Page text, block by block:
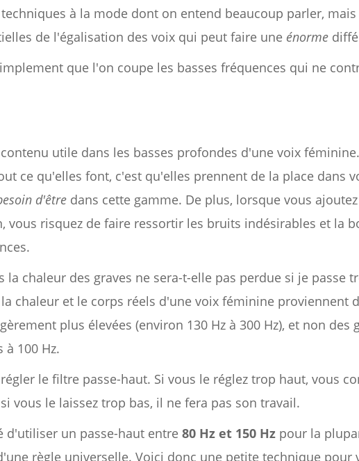
à la mode dont on entend beaucoup parler,
de l'égalisation des voix qui peut faire une énorme
que l'on coupe les basses fréquences qui ne
utile dans les basses profondes d'une voix
ce qu'elles font, c'est qu'elles prennent de la place dans
d'être dans cette gamme. De plus, lorsque vous
vous risquez de faire ressortir les bruits indésirables et la
chaleur des graves ne sera-t-elle pas perdue si je passe
chaleur et le corps réels d'une voix féminine proviennent
plus élevées (environ 130 Hz à 300 Hz), et non des
100 Hz.
le filtre passe-haut. Si vous le réglez trop haut, vous
vous le laissez trop bas, il ne fera pas son travail.
d'utiliser un passe-haut entre80 Hz et 150 Hz pour la
règle universelle. Voici donc une petite technique pour